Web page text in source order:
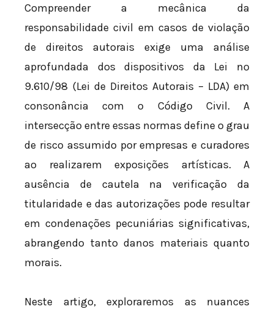
Compreender a mecânica da
responsabilidade civil em casos de violação
de direitos autorais exige uma análise
aprofundada dos dispositivos da Lei nº
9.610/98 (Lei de Direitos Autorais – LDA) em
consonância com o Código Civil. A
intersecção entre essas normas define o grau
de risco assumido por empresas e curadores
ao realizarem exposições artísticas. A
ausência de cautela na verificação da
titularidade e das autorizações pode resultar
em condenações pecuniárias significativas,
abrangendo tanto danos materiais quanto
morais.
Neste artigo, exploraremos as nuances